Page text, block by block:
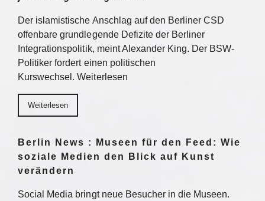
Der islamistische Anschlag auf den Berliner CSD
offenbare grundlegende Defizite der Berliner
Integrationspolitik, meint Alexander King. Der BSW-
Politiker fordert einen politischen
Kurswechsel. Weiterlesen
Weiterlesen
Berlin News : Museen für den Feed: Wie
soziale Medien den Blick auf Kunst
verändern
Social Media bringt neue Besucher in die Museen.